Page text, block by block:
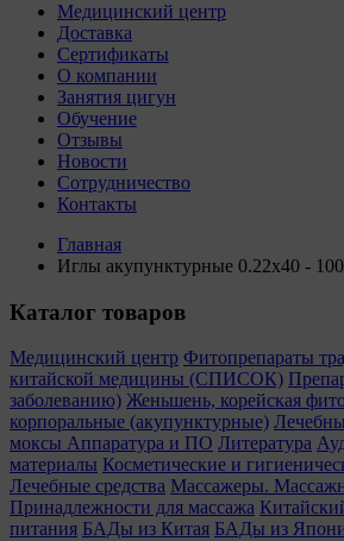
Медицинский центр
Доставка
Сертификаты
О компании
Занятия цигун
Обучение
Отзывы
Новости
Сотрудничество
Контакты
Главная
Иглы акупунктурные 0.22х40 -
Каталог товаров
Медицинский центр Фитопрепараты
китайской медицины (СПИСОК)
заболеванию) Женьшень, корейская
корпоральные (акупунктурные)
моксы Аппаратура и ПО Литература
материалы Косметические и
Лечебные средства Массажеры.
Принадлежности для массажа
питания БАДы из Китая БАДы из